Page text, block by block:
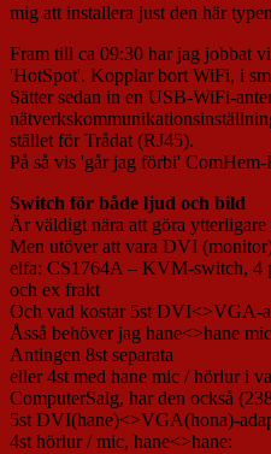
mig att installera just den här
Fram till ca 09:30 har jag jobbat
'HotSpot'. Kopplar bort WiFi, i
Sätter sedan in en USB-WiFi-
stället för Trådat (RJ45).
På så vis 'går jag förbi' ComHem-
Switch för både ljud och bild
Är väldigt nära att göra
Men utöver att vara DVI
elfa: CS1764A – KVM-switch, 4
och ex frakt
Och vad kostar 5st DVI<>VGA-
Åsså behöver jag hane<>hane
Antingen 8st separata
eller 4st med hane mic / hörlur i
ComputerSalg, har den också
5st DVI(hane)<>VGA(hona)-
4st hörlur / mic, hane<>hane: